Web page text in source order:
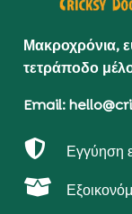
Μακροχρόνια,
τετράποδο
Email:
 Εγγύηση
